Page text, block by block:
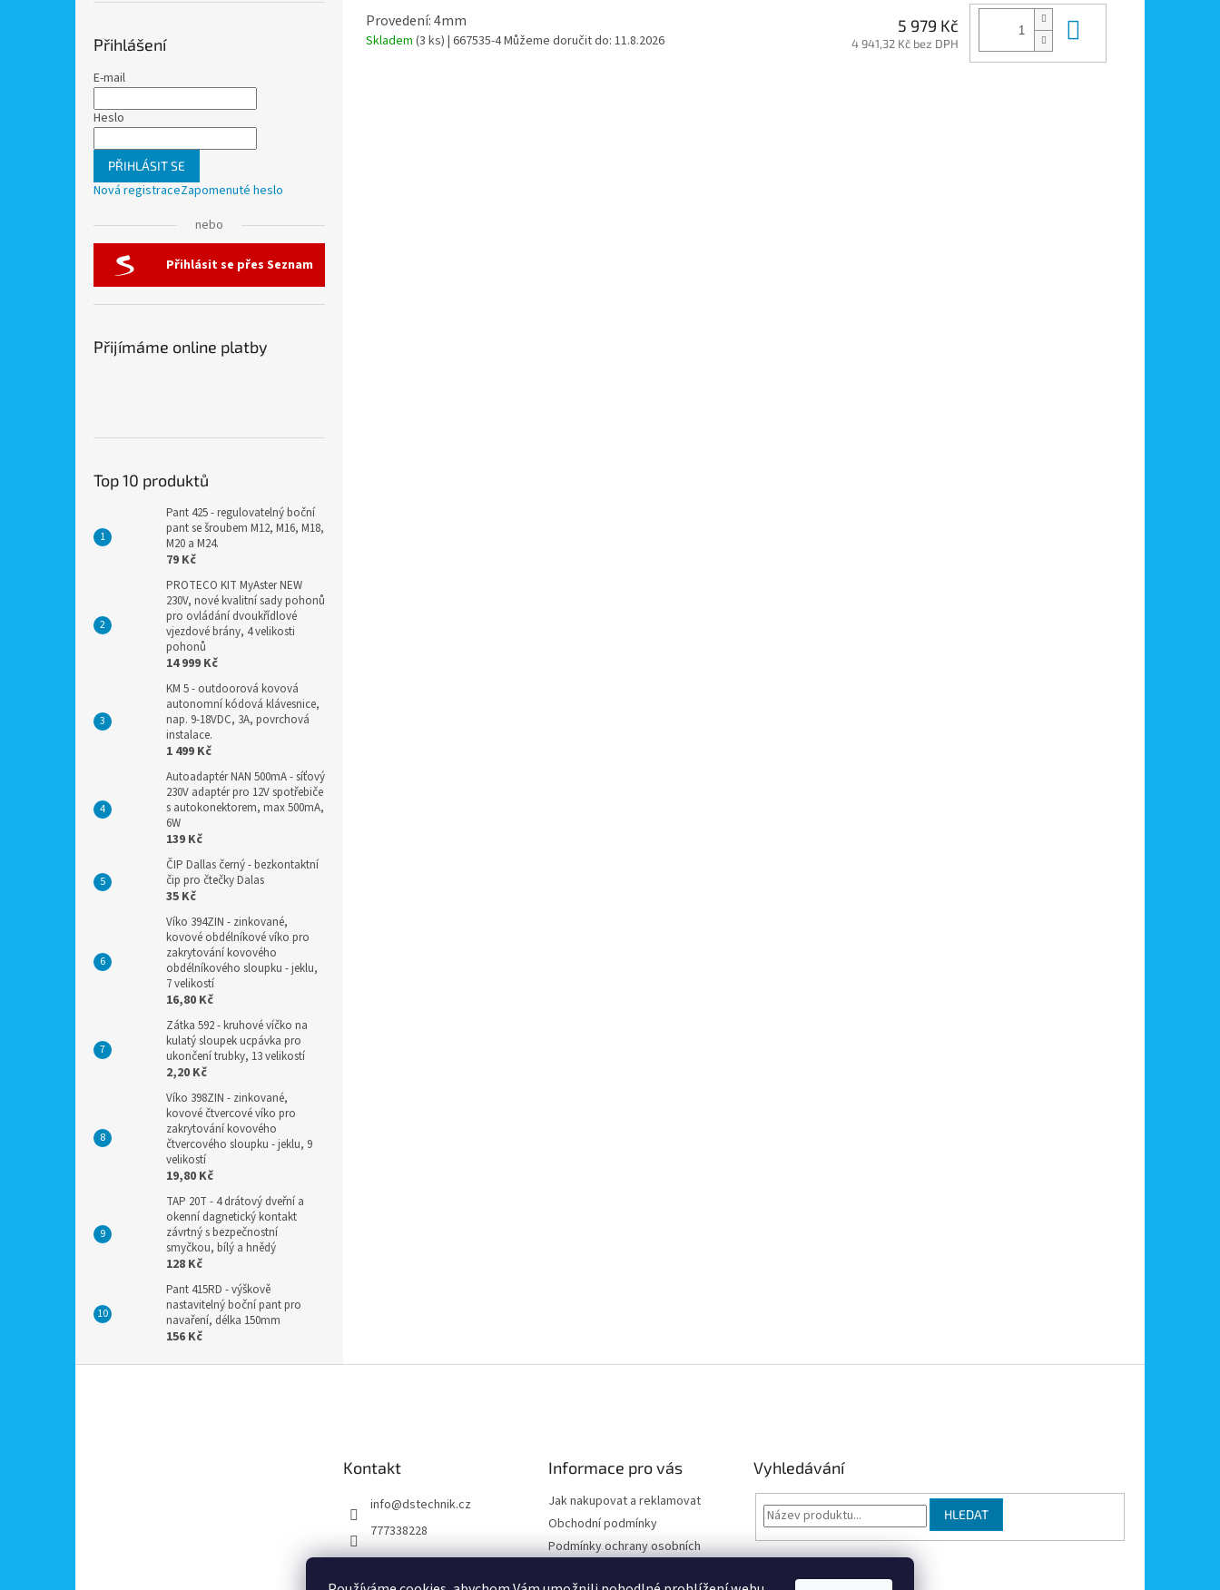
Přihlášení
E-mail
Heslo
PŘIHLÁSIT SE
Nová registraceZapomenuté heslo
nebo
Přihlásit se přes Seznam
Přijímáme online platby
Top 10 produktů
Pant 425 - regulovatelný boční
pant se šroubem M12, M16, M18,
M20 a M24.
79 Kč
PROTECO KIT MyAster NEW
230V, nové kvalitní sady pohonů
pro ovládání dvoukřídlové
vjezdové brány, 4 velikosti
pohonů
14 999 Kč
KM 5 - outdoorová kovová
autonomní kódová klávesnice,
nap. 9-18VDC, 3A, povrchová
instalace.
1 499 Kč
Autoadaptér NAN 500mA - síťový
230V adaptér pro 12V spotřebiče
s autokonektorem, max 500mA,
6W
139 Kč
ČIP Dallas černý - bezkontaktní
čip pro čtečky Dalas
35 Kč
Víko 394ZIN - zinkované,
kovové obdélníkové víko pro
zakrytování kovového
obdélníkového sloupku - jeklu,
7 velikostí
16,80 Kč
Zátka 592 - kruhové víčko na
kulatý sloupek ucpávka pro
ukončení trubky, 13 velikostí
2,20 Kč
Víko 398ZIN - zinkované,
kovové čtvercové víko pro
zakrytování kovového
čtvercového sloupku - jeklu, 9
velikostí
19,80 Kč
TAP 20T - 4 drátový dveřní a
okenní dagnetický kontakt
závrtný s bezpečnostní
smyčkou, bílý a hnědý
128 Kč
Pant 415RD - výškově
nastavitelný boční pant pro
navaření, délka 150mm
156 Kč
Provedení: 4mm
Skladem (3 ks) | 667535-4Můžeme doručit do: 11.8.2026
5 979 Kč
4 941,32 Kč bez DPH
Kontakt
info@dstechnik.cz
777338228
Informace pro vás
Jak nakupovat a reklamovat
Obchodní podmínky
Podmínky ochrany osobních
Kontakty
Vyhledávání
HLEDAT